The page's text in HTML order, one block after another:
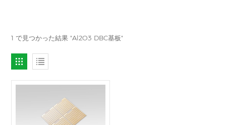
1 で見つかった結果 "Al2O3 DBC基板"